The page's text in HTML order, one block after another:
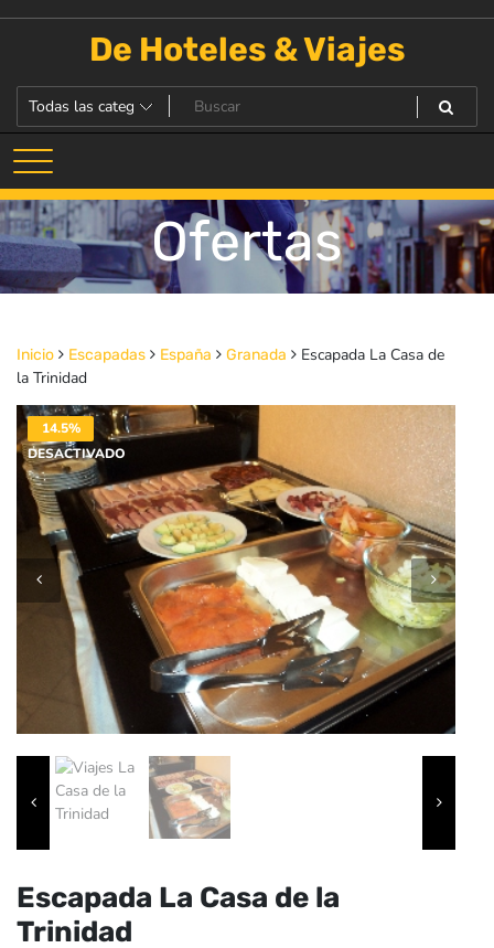
De Hoteles & Viajes
Ofertas
Inicio Escapadas España Granada
Escapada La Casa de
la Trinidad
14.5%
DESACTIVADO
Escapada La Casa de la
Trinidad